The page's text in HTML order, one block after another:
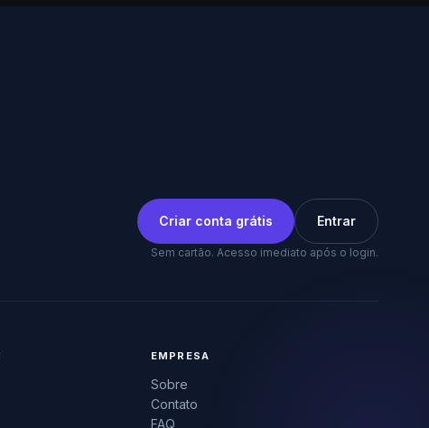
Criar conta grátis Entrar
Sem cartão. Acesso imediato após o login.
EMPRESA
Sobre
Contato
FAQ